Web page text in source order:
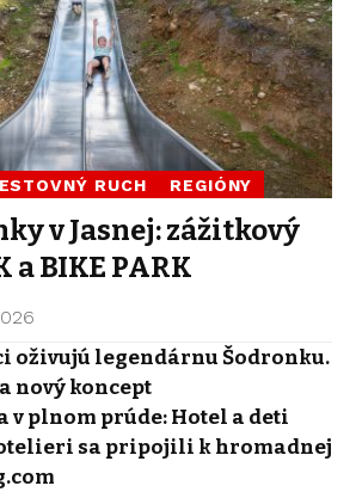
RUCH REGIÓNY
v Jasnej: zážitkový
a BIKE PARK
oživujú legendárnu Šodronku.
nový koncept
v plnom prúde: Hotel a deti
sa pripojili k hromadnej